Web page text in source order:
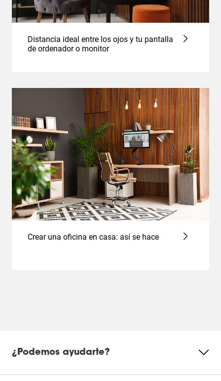
Distancia ideal entre los ojos y tu pantalla
de ordenador o monitor
Crear una oficina en casa: así se hace
¿Podemos ayudarte?